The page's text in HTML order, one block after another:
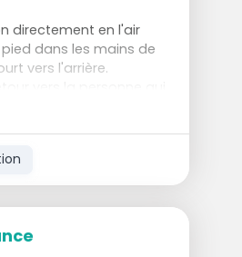
directement en l'air
dans les mains de
vers l'arrière.